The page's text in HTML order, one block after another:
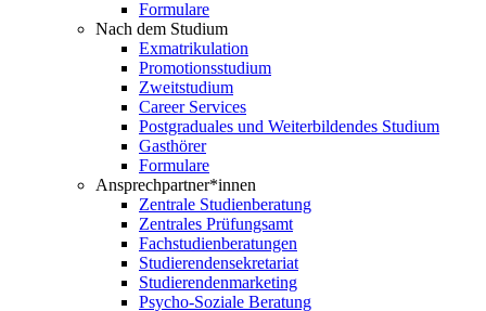
Formulare
Nach dem Studium
Exmatrikulation
Promotionsstudium
Zweitstudium
Career Services
Postgraduales und Weiterbildendes Studium
Gasthörer
Formulare
Ansprechpartner*innen
Zentrale Studienberatung
Zentrales Prüfungsamt
Fachstudienberatungen
Studierendensekretariat
Studierendenmarketing
Psycho-Soziale Beratung